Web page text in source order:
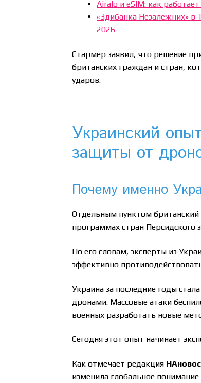
Airalo и eSIM: как
«Здибанка Незалежних» в
2026
Стармер заявил, что решение
британских граждан и стран,
ударов.
Украинский
защиты от
Почему именно
Отдельным пунктом британский
программах стран Персидского
По его словам, эксперты из
эффективно
Украина за последние годы
дронами. Массовые атаки
военных разработать новые
Сегодня этот опыт начинает
Как отмечает редакция
изменила глобальное